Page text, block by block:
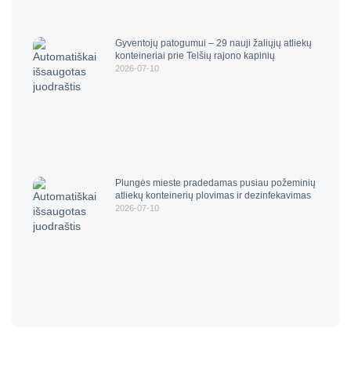
Gyventojų patogumui – 29 nauji žaliųjų atliekų
konteineriai prie Telšių rajono kapinių
2026-07-10
Plungės mieste pradedamas pusiau požeminių
atliekų konteinerių plovimas ir dezinfekavimas
2026-07-10